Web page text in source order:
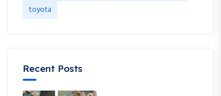
toyota
Recent Posts